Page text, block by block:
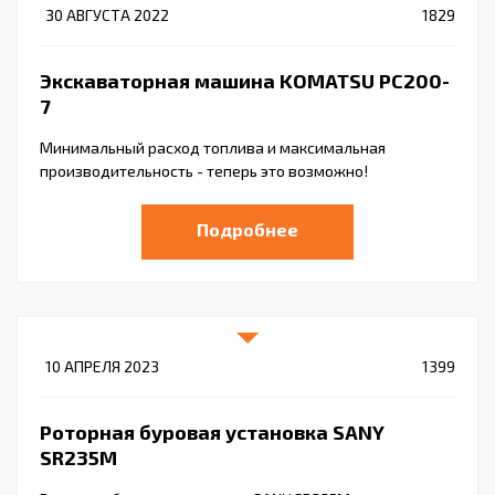
30 АВГУСТА 2022 1829
Экскаваторная машина KOMATSU PC200-
7
Минимальный расход топлива и максимальная
производительность - теперь это возможно!
Подробнее
10 АПРЕЛЯ 2023 1399
Роторная буровая установка SANY
SR235M